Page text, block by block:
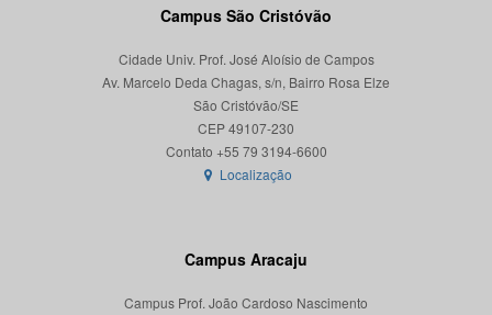
Campus São Cristóvão
Cidade Univ. Prof. José Aloísio de Campos
Av. Marcelo Deda Chagas, s/n, Bairro Rosa Elze
São Cristóvão/SE
CEP 49107-230
Localização
Campus Aracaju
Campus Prof. João Cardoso Nascimento